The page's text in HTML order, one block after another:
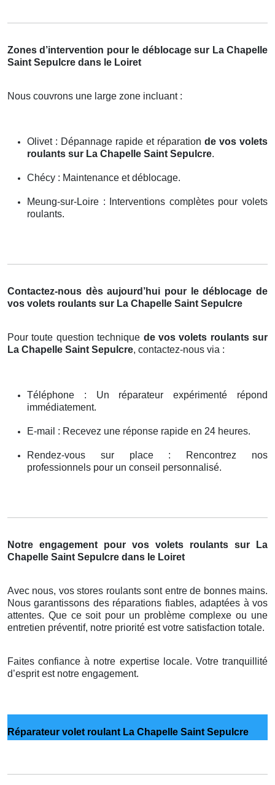
Zones d’intervention pour le déblocage sur La Chapelle
Saint Sepulcre dans le Loiret
Nous couvrons une large zone incluant :
Olivet : Dépannage rapide et réparation de vos volets
roulants sur La Chapelle Saint Sepulcre.
Chécy : Maintenance et déblocage.
Meung-sur-Loire : Interventions complètes pour volets
roulants.
Contactez-nous dès aujourd’hui pour le déblocage de
vos volets roulants sur La Chapelle Saint Sepulcre
Pour toute question technique de vos volets roulants sur
La Chapelle Saint Sepulcre, contactez-nous via :
Téléphone : Un réparateur expérimenté répond
immédiatement.
E-mail : Recevez une réponse rapide en 24 heures.
Rendez-vous sur place : Rencontrez nos
professionnels pour un conseil personnalisé.
Notre engagement pour vos volets roulants sur La
Chapelle Saint Sepulcre dans le Loiret
Avec nous, vos stores roulants sont entre de bonnes mains.
Nous garantissons des réparations fiables, adaptées à vos
attentes. Que ce soit pour un problème complexe ou une
entretien préventif, notre priorité est votre satisfaction totale.
Faites confiance à notre expertise locale. Votre tranquillité
d’esprit est notre engagement.
Réparateur volet roulant La Chapelle Saint Sepulcre